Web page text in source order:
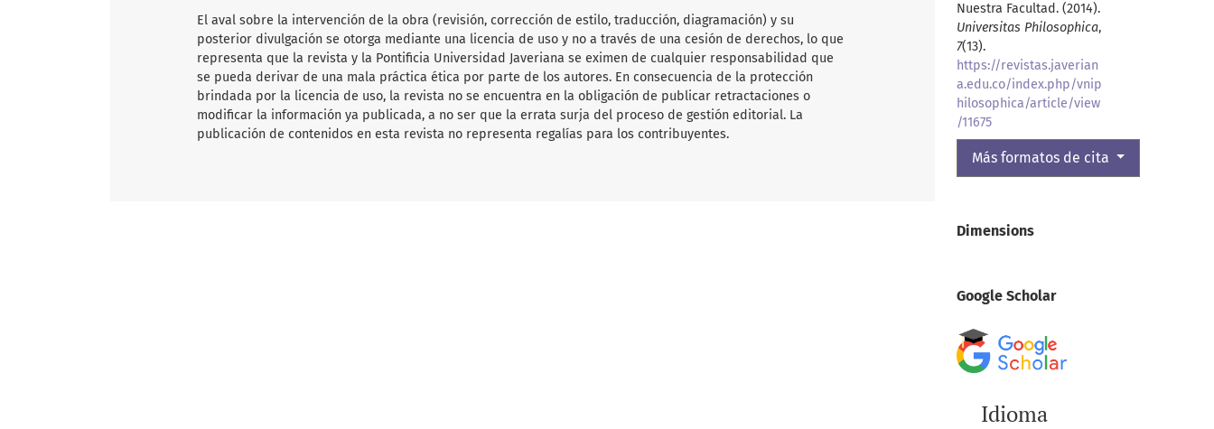
Nuestra Facultad. (2014).
Universitas Philosophica,
7(13).
https://revistas.javerian
a.edu.co/index.php/vnip
hilosophica/article/view
/11675
Más formatos de cita
Dimensions
Google Scholar
Idioma
El aval sobre la intervención de la obra (revisión, corrección de estilo, traducción, diagramación) y su
posterior divulgación se otorga mediante una licencia de uso y no a través de una cesión de derechos, lo que
representa que la revista y la Pontificia Universidad Javeriana se eximen de cualquier responsabilidad que
se pueda derivar de una mala práctica ética por parte de los autores. En consecuencia de la protección
brindada por la licencia de uso, la revista no se encuentra en la obligación de publicar retractaciones o
modificar la información ya publicada, a no ser que la errata surja del proceso de gestión editorial. La
publicación de contenidos en esta revista no representa regalías para los contribuyentes.